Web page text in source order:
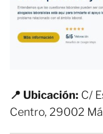
📍 Ubicación: C/
Centro, 29002